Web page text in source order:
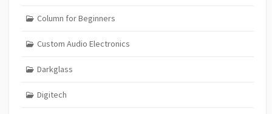
Column for Beginners
Custom Audio Electronics
Darkglass
Digitech